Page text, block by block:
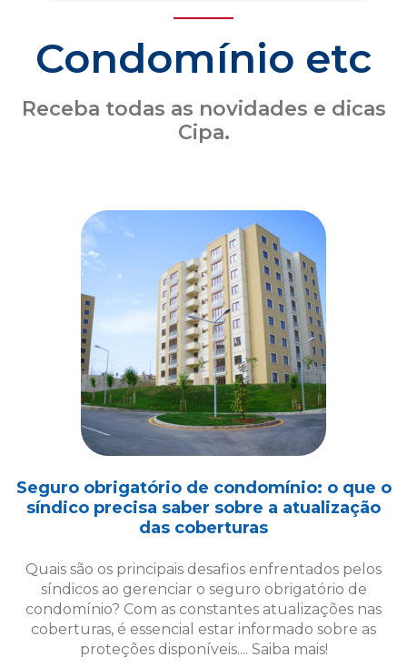
Seguro obrigatório de condomínio: o que o
síndico precisa saber sobre a atualização
das coberturas
Quais são os principais desafios enfrentados pelos
síndicos ao gerenciar o seguro obrigatório de
coberturas, é essencial estar informado sobre as
proteções disponíveis.... Saiba mais!